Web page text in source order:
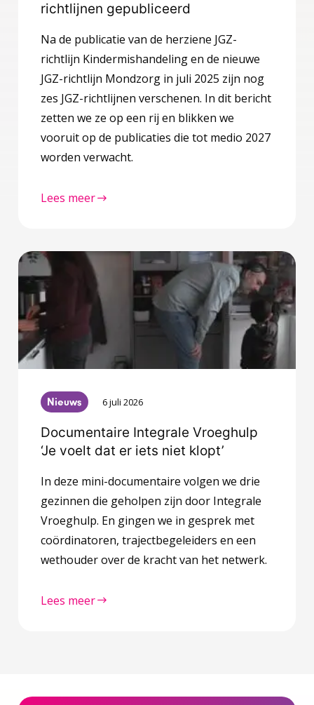
richtlijnen gepubliceerd
Na de publicatie van de herziene JGZ-
richtlijn Kindermishandeling en de nieuwe
JGZ-richtlijn Mondzorg in juli 2025 zijn nog
zes JGZ-richtlijnen verschenen. In dit bericht
zetten we ze op een rij en blikken we
vooruit op de publicaties die tot medio 2027
worden verwacht.
Lees meer
Nieuws 6 juli 2026
Documentaire Integrale Vroeghulp
‘Je voelt dat er iets niet klopt’
In deze mini-documentaire volgen we drie
gezinnen die geholpen zijn door Integrale
Vroeghulp. En gingen we in gesprek met
coördinatoren, trajectbegeleiders en een
wethouder over de kracht van het netwerk.
Lees meer